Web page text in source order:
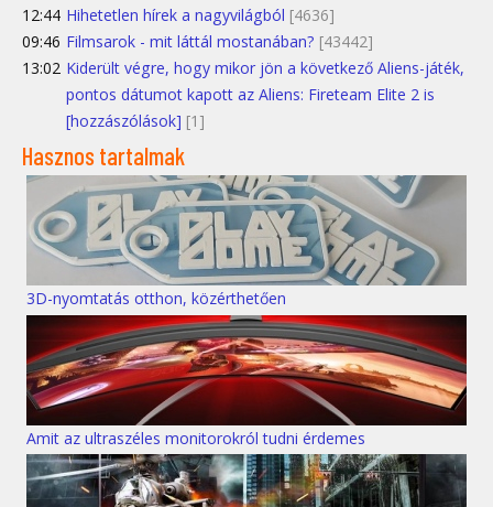
12:44 Hihetetlen hírek a nagyvilágból [4636]
09:46 Filmsarok - mit láttál mostanában? [43442]
13:02 Kiderült végre, hogy mikor jön a következő Aliens-játék,
pontos dátumot kapott az Aliens: Fireteam Elite 2 is
[hozzászólások] [1]
Hasznos tartalmak
3D-nyomtatás otthon, közérthetően
Amit az ultraszéles monitorokról tudni érdemes